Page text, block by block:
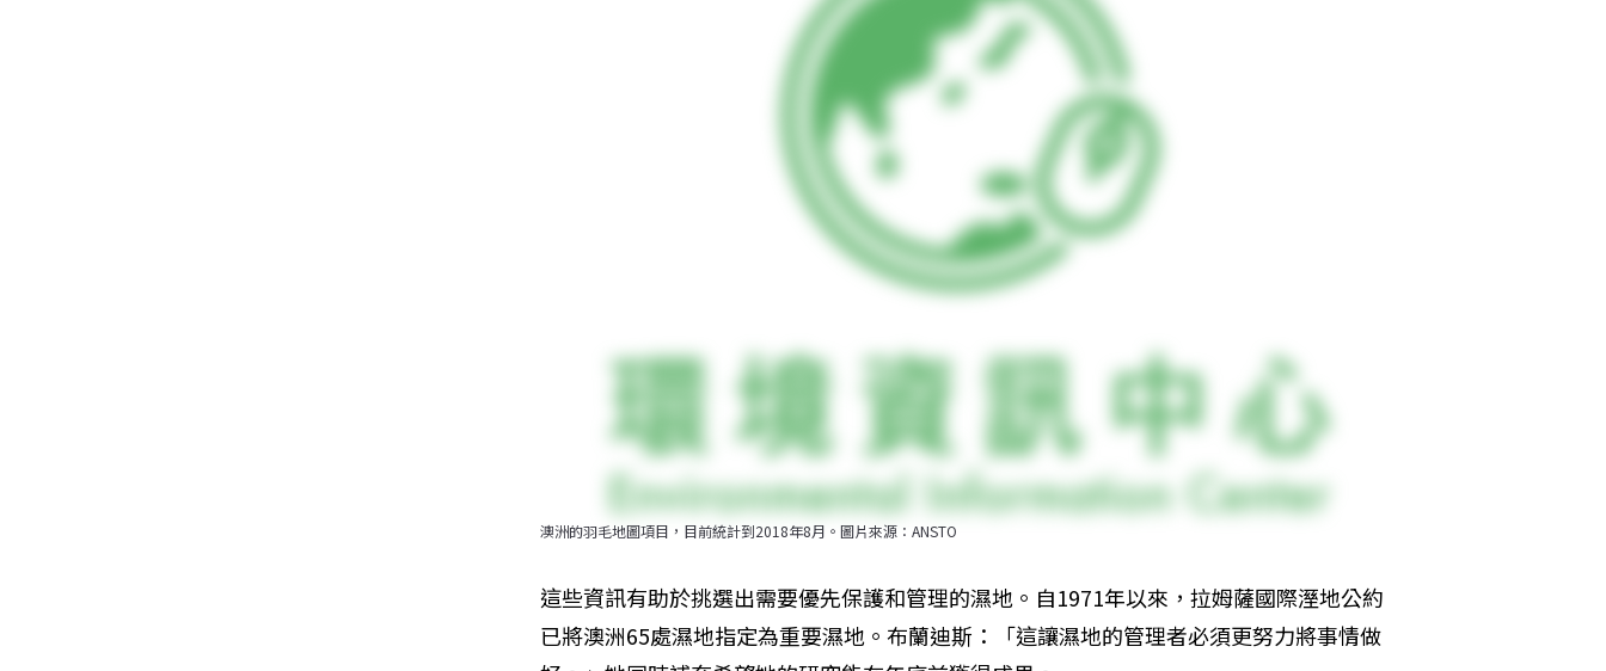
澳洲的羽毛地圖項目，目前統計到2018年8月。圖片來源：ANSTO
這些資訊有助於挑選出需要優先保護和管理的濕地。自1971年以來，拉姆薩國際溼地公約
已將澳洲65處濕地指定為重要濕地。布蘭迪斯：「這讓濕地的管理者必須更努力將事情做